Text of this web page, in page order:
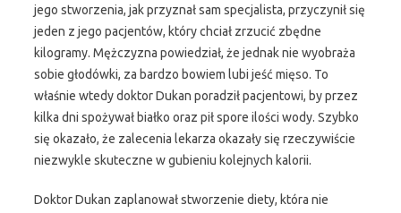
jego stworzenia, jak przyznał sam specjalista, przyczynił się
jeden z jego pacjentów, który chciał zrzucić zbędne
kilogramy. Mężczyzna powiedział, że jednak nie wyobraża
sobie głodówki, za bardzo bowiem lubi jeść mięso. To
właśnie wtedy doktor Dukan poradził pacjentowi, by przez
kilka dni spożywał białko oraz pił spore ilości wody. Szybko
się okazało, że zalecenia lekarza okazały się rzeczywiście
niezwykle skuteczne w gubieniu kolejnych kalorii.
Doktor Dukan zaplanował stworzenie diety, która nie